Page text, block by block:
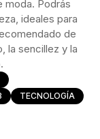
moda. Podrás
ideales para
de
la sencillez y la
TECNOLOGÍA